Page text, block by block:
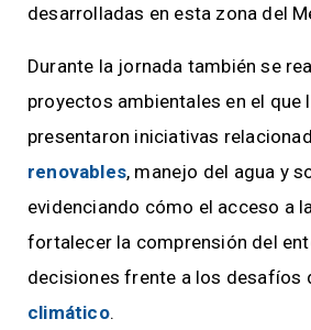
desarrolladas en esta zona del
Durante la jornada también se
proyectos ambientales en el que
presentaron iniciativas
renovables, manejo del agua y
evidenciando cómo el acceso a
fortalecer la comprensión del
decisiones frente a los desafíos
climático.